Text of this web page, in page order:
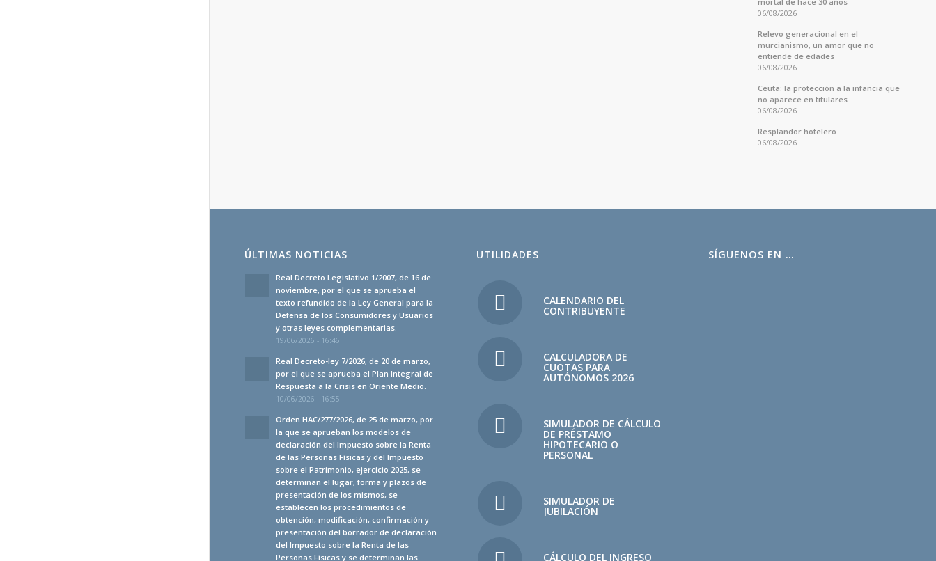
06/08/2026
Relevo generacional en el
murcianismo, un amor que no
entiende de edades
06/08/2026
Ceuta: la protección a la infancia que
no aparece en titulares
06/08/2026
Resplandor hotelero
06/08/2026
ÚLTIMAS NOTICIAS
Real Decreto Legislativo 1/2007, de 16 de
noviembre, por el que se aprueba el
texto refundido de la Ley General para la
Defensa de los Consumidores y Usuarios
y otras leyes complementarias.
19/06/2026 - 16:46
Real Decreto-ley 7/2026, de 20 de marzo,
por el que se aprueba el Plan Integral de
Respuesta a la Crisis en Oriente Medio.
10/06/2026 - 16:55
Orden HAC/277/2026, de 25 de marzo, por
la que se aprueban los modelos de
declaración del Impuesto sobre la Renta
de las Personas Físicas y del Impuesto
sobre el Patrimonio, ejercicio 2025, se
determinan el lugar, forma y plazos de
presentación de los mismos, se
establecen los procedimientos de
obtención, modificación, confirmación y
presentación del borrador de declaración
del Impuesto sobre la Renta de las
Personas Físicas y se determinan las
UTILIDADES
CALENDARIO DEL
CONTRIBUYENTE
CALCULADORA DE
CUOTAS PARA
AUTÓNOMOS 2026
SIMULADOR DE CÁLCULO
DE PRÉSTAMO
HIPOTECARIO O
PERSONAL
SIMULADOR DE
JUBILACIÓN
CÁLCULO DEL INGRESO
SÍGUENOS EN …